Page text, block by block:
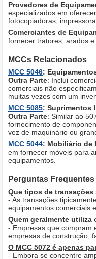
Provedores de
especializados em
fotocopiadoras,
Comerciantes de
fornecer tratores, arados
MCCs Relacionados
MCC 5046:
Outra Parte: Inclui
comerciais não
muitas vezes com um
MCC 5085: Suprimentos
Outra Parte: Similar ao
fornecimento de
vez de maquinário ou
MCC 5044: Mobiliário de
em fornecer móveis para
equipamentos.
Perguntas Frequentes
Que tipos de transações
- As transações
equipamentos comerciais
Quem geralmente utiliza
- Empresas que compram
empresas de construção,
O MCC 5072 é apenas
- Embora se concentre